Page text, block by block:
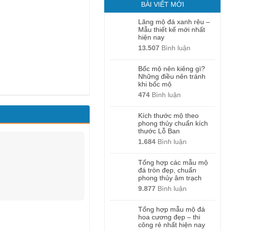
BÀI VIẾT MỚI
Lăng mộ đá xanh rêu –
Mẫu thiết kế mới nhất
hiện nay
13.507 Bình luận
Bốc mộ nên kiêng gì?
Những điều nên tránh
khi bốc mộ
474 Bình luận
Kích thước mộ theo
phong thủy chuẩn kích
thước Lỗ Ban
1.684 Bình luận
Tổng hợp các mẫu mộ
đá tròn đẹp, chuẩn
phong thủy âm trạch
9.877 Bình luận
Tổng hợp mẫu mộ đá
hoa cương đẹp – thi
công rẻ nhất hiện nay